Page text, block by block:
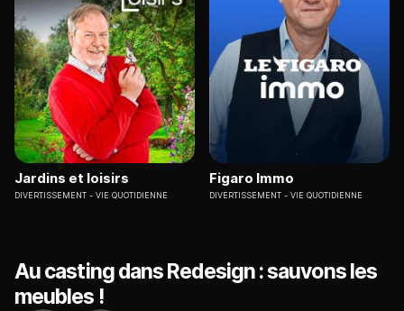
Jardins et loisirs
DIVERTISSEMENT VIE QUOTIDIENNE
Figaro Immo
DIVERTISSEMENT VIE QUOTIDIENNE
Au casting dans Redesign : sauvons les
meubles !